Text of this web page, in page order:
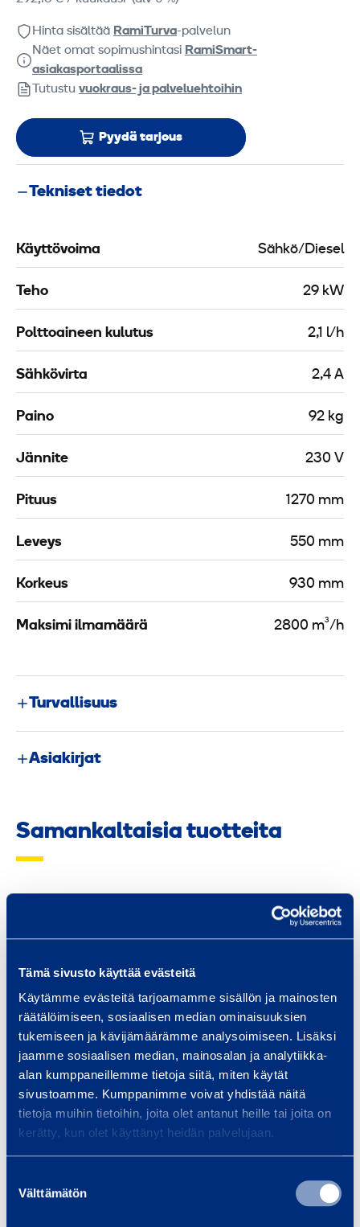
Tämä sivusto käyttää evästeitä
Käytämme evästeitä tarjoamamme sisällön ja mainosten
räätälöimiseen, sosiaalisen median ominaisuuksien
tukemiseen ja kävijämäärämme analysoimiseen. Lisäksi
jaamme sosiaalisen median, mainosalan ja analytiikka-
alan kumppaneillemme tietoja siitä, miten käytät
sivustoamme. Kumppanimme voivat yhdistää näitä
tietoja muihin tietoihin, joita olet antanut heille tai joita on
kerätty, kun olet käyttänyt heidän palvelujaan.
valinta
Välttämätön
Hinta sisältää RamiTurva-palvelun
Näet omat sopimushintasi RamiSmart-
asiakasportaalissa
Tutustu vuokraus- ja palveluehtoihin
Pyydä tarjous
Tekniset tiedot
Käyttövoima Sähkö/Diesel
Teho 29 kW
Polttoaineen kulutus 2,1 l/h
Sähkövirta 2,4 A
Paino 92 kg
Jännite 230 V
Pituus 1270 mm
Leveys 550 mm
Korkeus 930 mm
Maksimi ilmamäärä 2800 m³/h
Turvallisuus
Asiakirjat
Samankaltaisia tuotteita
p
ö
­
p
u
h
a
l
Lämpö­puhallin 67 kW,
POLARTHERM TB-700
26,26 € / päivä (alv 0 %)
REX
52,60 € /